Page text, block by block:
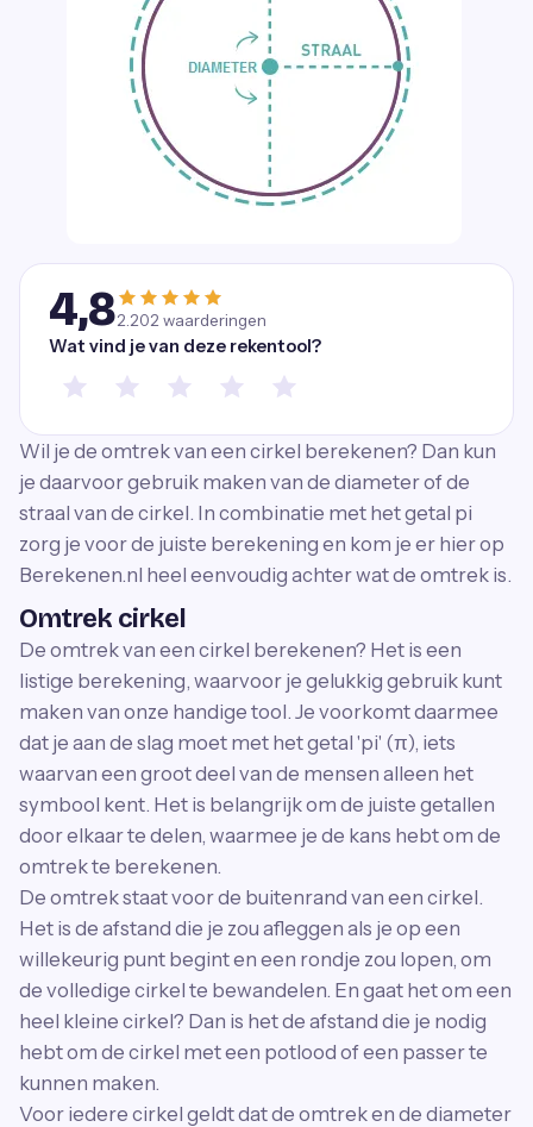
4,82.202 waarderingen
Wat vind je van deze rekentool?
Wil je de omtrek van een cirkel berekenen? Dan kun
je daarvoor gebruik maken van de diameter of de
straal van de cirkel. In combinatie met het getal pi
zorg je voor de juiste berekening en kom je er hier op
Berekenen.nl heel eenvoudig achter wat de omtrek is.
Omtrek cirkel
De omtrek van een cirkel berekenen? Het is een
listige berekening, waarvoor je gelukkig gebruik kunt
maken van onze handige tool. Je voorkomt daarmee
dat je aan de slag moet met het getal 'pi' (π), iets
waarvan een groot deel van de mensen alleen het
symbool kent. Het is belangrijk om de juiste getallen
door elkaar te delen, waarmee je de kans hebt om de
omtrek te berekenen.
De omtrek staat voor de buitenrand van een cirkel.
Het is de afstand die je zou afleggen als je op een
willekeurig punt begint en een rondje zou lopen, om
de volledige cirkel te bewandelen. En gaat het om een
heel kleine cirkel? Dan is het de afstand die je nodig
hebt om de cirkel met een potlood of een passer te
kunnen maken.
Voor iedere cirkel geldt dat de omtrek en de diameter